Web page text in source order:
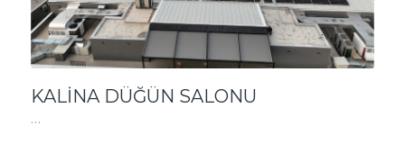
KALİNA DÜĞÜN SALONU
…